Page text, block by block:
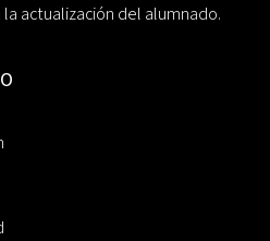
actualización del alumnado.